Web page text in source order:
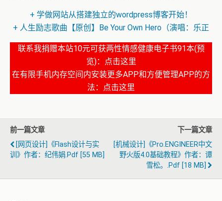
+ 学做网站从搭建独立的wordpress博客开始！
+ 人生励志歌曲【原创】Be Your Own Hero（演唱：乐正
绫）
联系我捐赠本站10元可获两性情感健康电子书91本(预
览)：
点击这里
在有限手机内存空间内安装更多APP和方便管理APP的方
法：
点击这里
前一篇文章
[网页设计]《Flash设计与实
训》作者：纪伟娟.pdf [55 MB]
下一篇文章
[机械设计]《Pro.ENGINEER中文
野火版4.0基础教程》作者：谭
雪松。.pdf [18 MB]